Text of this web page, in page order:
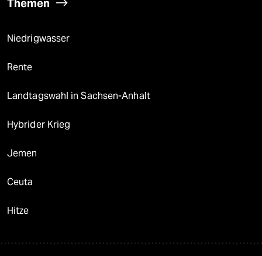
Themen
Niedrigwasser
Rente
Landtagswahl in Sachsen-Anhalt
Hybrider Krieg
Jemen
Ceuta
Hitze